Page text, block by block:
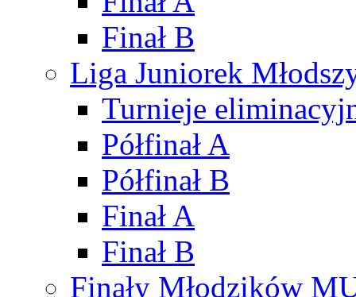
Finał B
Liga Juniorek
Turnieje
Półfinał A
Półfinał B
Finał A
Finał B
Finały Młodzików